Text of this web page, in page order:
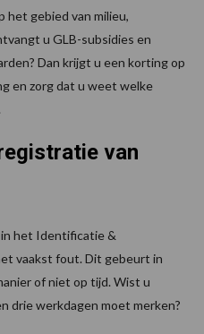
het gebied van milieu,
u GLB-subsidies en
Dan krijgt u een korting op
en zorg dat u weet welke
van
het Identificatie &
vaakst fout. Dit gebeurt in
of niet op tijd. Wist u
drie werkdagen moet merken?